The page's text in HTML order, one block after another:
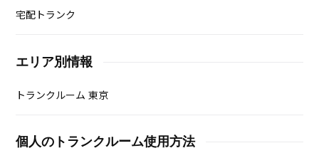
宅配トランク
エリア別情報
トランクルーム 東京
個人のトランクルーム使用方法